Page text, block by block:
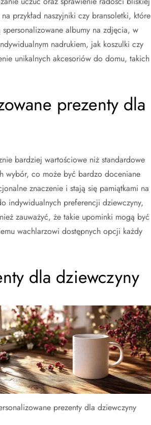
przykład naszyjniki czy bransoletki, które
albumy na zdjęcia, w
nadrukiem, jak koszulki czy
unikalnych akcesoriów do domu, takich
prezenty dla
bardziej wartościowe niż standardowe
wybór, co może być bardzo doceniane
znaczenie i stają się pamiątkami na
indywidualnych preferencji dziewczyny,
zauważyć, że takie upominki mogą być
wachlarzowi dostępnych opcji każdy
dla dziewczyny
prezenty dla dziewczyny